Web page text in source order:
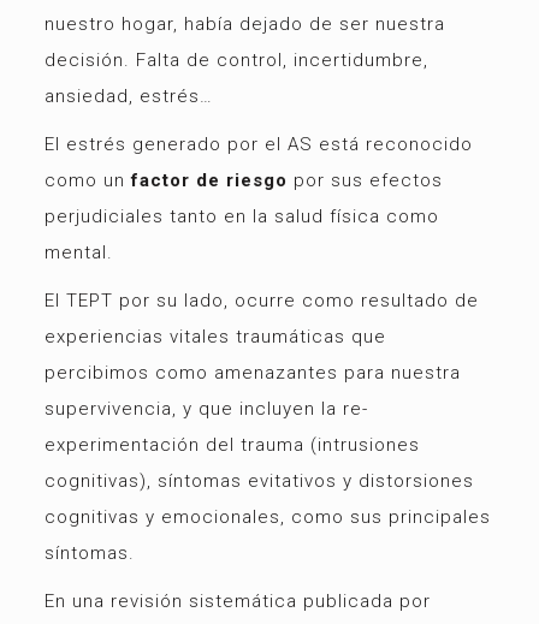
nuestro hogar, había dejado de ser nuestra
decisión. Falta de control, incertidumbre,
ansiedad, estrés…
El estrés generado por el AS está reconocido
como unfactor de riesgo por sus efectos
perjudiciales tanto en la salud física como
mental.
El TEPT por su lado, ocurre como resultado de
experiencias vitales traumáticas que
percibimos como amenazantes para nuestra
supervivencia, y que incluyen la re-
experimentación del trauma (intrusiones
cognitivas), síntomas evitativos y distorsiones
cognitivas y emocionales, como sus principales
síntomas.
En una revisión sistemática publicada por